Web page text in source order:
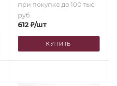
при покупке до 100 тыс.
руб.
612₽/шт
КУПИТЬ